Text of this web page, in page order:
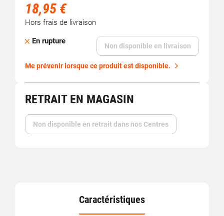
18,95 €
Hors frais de livraison
En rupture
Non disponible en livraison
Me prévenir lorsque ce produit est disponible.
RETRAIT EN MAGASIN
Non disponible en retrait dans nos Centres
Caractéristiques